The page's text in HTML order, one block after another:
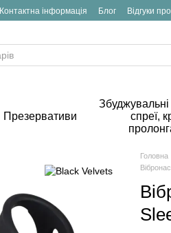
Контактна інформація Блог Відгуки
Презервативи
Збуджувальні
спреї,
Головна